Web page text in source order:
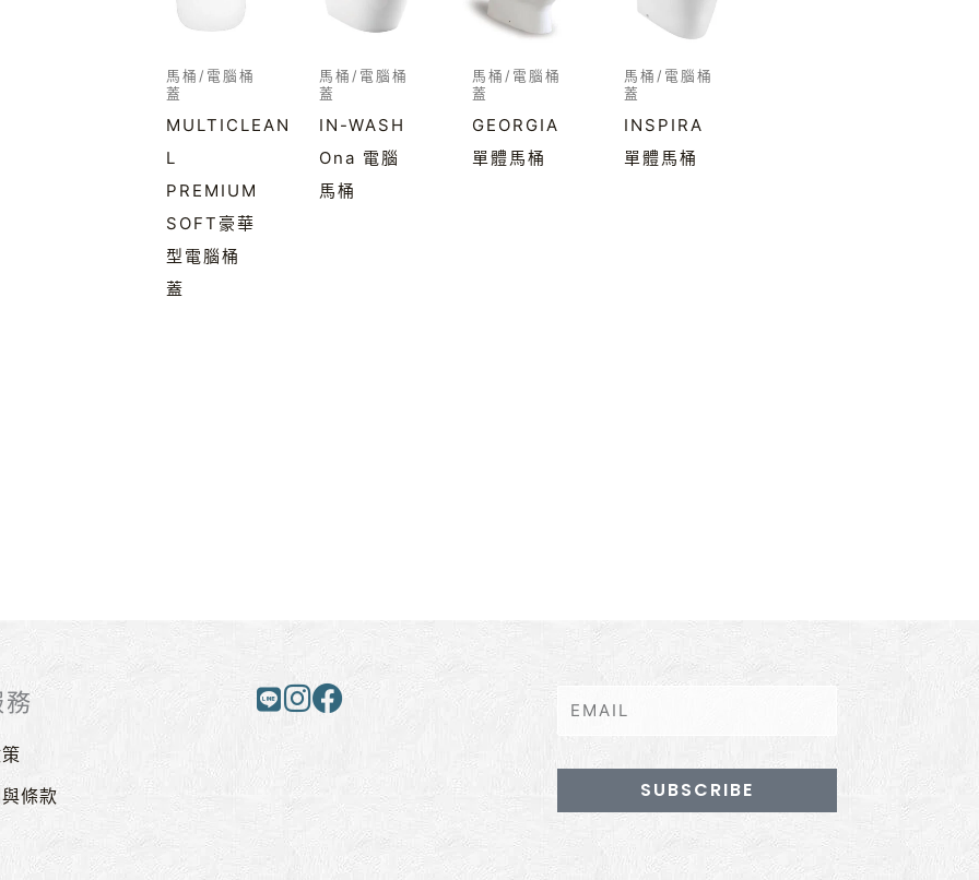
馬桶/電腦桶
蓋
MULTICLEAN
L
PREMIUM
SOFT豪華
型電腦桶
蓋
馬桶/電腦桶
蓋
IN-WASH
Ona 電腦
馬桶
馬桶/電腦桶
蓋
GEORGIA
單體馬桶
馬桶/電腦桶
蓋
INSPIRA
單體馬桶
條款
SUBSCRIBE